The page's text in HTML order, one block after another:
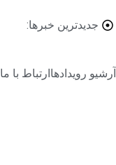
جدیدترین خبرها:
آرشیو رویدادهاارتباط با ما